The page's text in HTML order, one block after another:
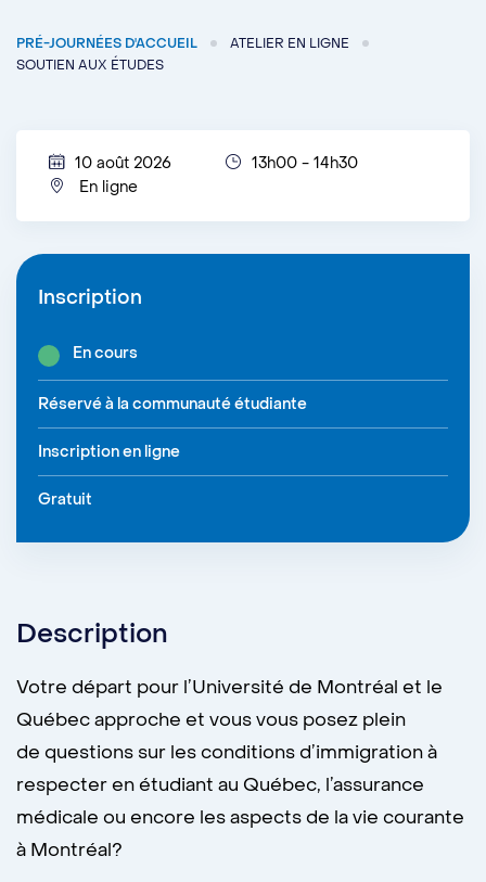
PRÉ-JOURNÉES D'ACCUEIL
ATELIER EN LIGNE
SOUTIEN AUX ÉTUDES
10 août 2026
13h00 - 14h30
En ligne
Inscription
En cours
Réservé à la communauté étudiante
Inscription en ligne
Gratuit
Description
Votre départ pour l’Université de Montréal et le
Québec approche et vous vous posez plein
de questions sur les conditions d’immigration à
respecter en étudiant au Québec, l’assurance
médicale ou encore les aspects de la vie courante
à Montréal?